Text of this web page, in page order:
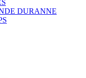
DURANNE